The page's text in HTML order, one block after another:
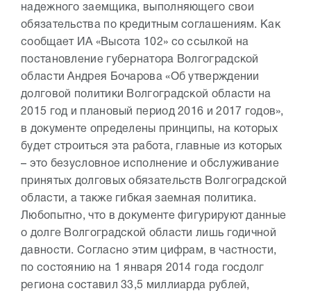
надежного заемщика, выполняющего свои
обязательства по кредитным соглашениям. Как
сообщает ИА «Высота 102» со ссылкой на
постановление губернатора Волгоградской
области Андрея Бочарова «Об утверждении
долговой политики Волгоградской области на
2015 год и плановый период 2016 и 2017 годов»,
в документе определены принципы, на которых
будет строиться эта работа, главные из которых
– это безусловное исполнение и обслуживание
принятых долговых обязательств Волгоградской
области, а также гибкая заемная политика.
Любопытно, что в документе фигурируют данные
о долге Волгоградской области лишь годичной
давности. Согласно этим цифрам, в частности,
по состоянию на 1 января 2014 года госдолг
региона составил 33,5 миллиарда рублей,